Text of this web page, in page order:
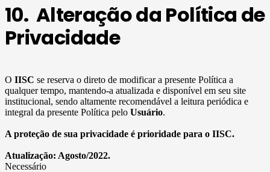
10. Alteração da Política de
Privacidade
O IISC se reserva o direto de modificar a presente Política a
qualquer tempo, mantendo-a atualizada e disponível em seu site
institucional, sendo altamente recomendável a leitura periódica e
integral da presente Política pelo Usuário.
A proteção de sua privacidade é prioridade para o IISC.
Atualização: Agosto/2022.
Necessário